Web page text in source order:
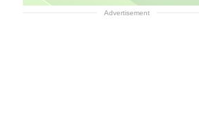
Advertisement